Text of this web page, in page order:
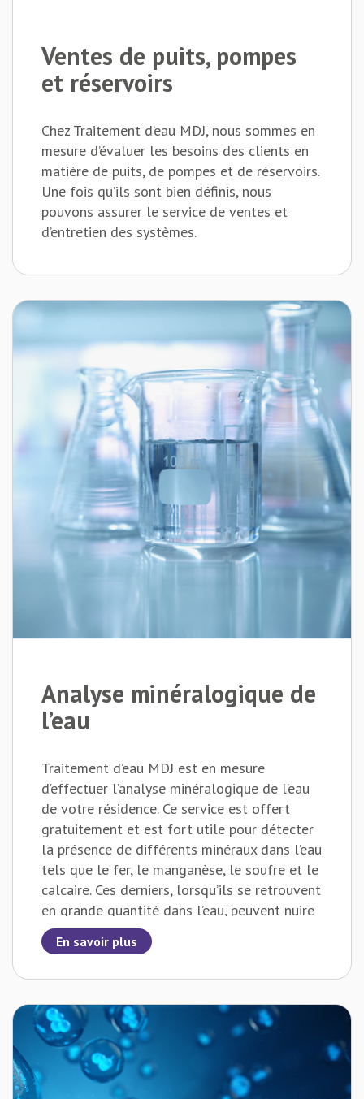
Ventes de puits, pompes
et réservoirs
Chez Traitement d’eau MDJ, nous sommes en
mesure d’évaluer les besoins des clients en
matière de puits, de pompes et de réservoirs.
Une fois qu’ils sont bien définis, nous
pouvons assurer le service de ventes et
d’entretien des systèmes.
Analyse minéralogique de
l’eau
Traitement d’eau MDJ est en mesure
d’effectuer l’analyse minéralogique de l’eau
de votre résidence. Ce service est offert
gratuitement et est fort utile pour détecter
la présence de différents minéraux dans l’eau
tels que le fer, le manganèse, le soufre et le
calcaire. Ces derniers, lorsqu’ils se retrouvent
en grande quantité dans l’eau, peuvent nuire
à votre bien-être et vos électroménagers.
Les experts de l’entreprise pourront vous
En savoir plus